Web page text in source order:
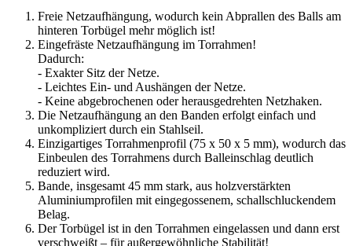
Freie Netzaufhängung, wodurch kein Abprallen des Balls am
hinteren Torbügel mehr möglich ist!
Eingefräste Netzaufhängung im Torrahmen!
Dadurch:
- Exakter Sitz der Netze.
- Leichtes Ein- und Aushängen der Netze.
- Keine abgebrochenen oder herausgedrehten Netzhaken.
Die Netzaufhängung an den Banden erfolgt einfach und
unkompliziert durch ein Stahlseil.
Einzigartiges Torrahmenprofil (75 x 50 x 5 mm), wodurch das
Einbeulen des Torrahmens durch Balleinschlag deutlich
reduziert wird.
Bande, insgesamt 45 mm stark, aus holzverstärkten
Aluminiumprofilen mit eingegossenem, schallschluckendem
Belag.
Der Torbügel ist in den Torrahmen eingelassen und dann erst
verschweißt – für außergewöhnliche Stabilität!